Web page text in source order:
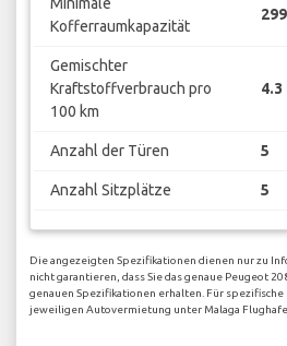
Kofferraumkapazität
Gemischter
Kraftstoffverbrauch pro
100 km
4.3
Anzahl der Türen 5
Anzahl Sitzplätze 5
Die angezeigten Spezifikationen dienen nur zu
nicht garantieren, dass Sie das genaue Peugeot
genauen Spezifikationen erhalten. Für
jeweiligen Autovermietung unter Malaga